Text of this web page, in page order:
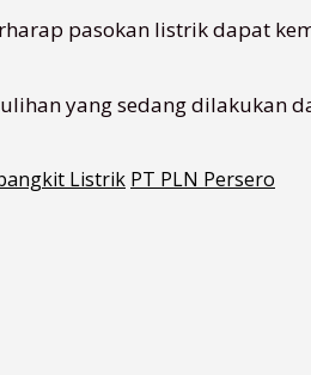
pasokan listrik dapat
yang sedang dilakukan
Listrik PT PLN Persero